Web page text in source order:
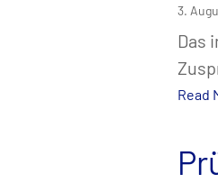
3.
Das
Read